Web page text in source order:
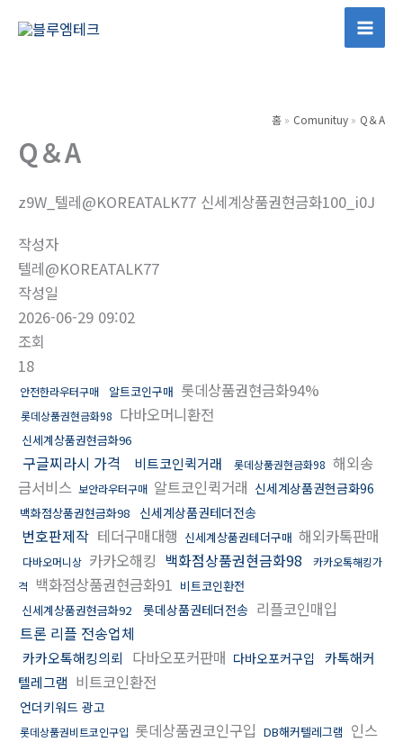
Main
홈 Comunituy Q＆A
Q＆A
z9W_텔레@KOREATALK77 신세계상품권현금화100_i0J
작성자
텔레@KOREATALK77
작성일
2026-06-29 09:02
조회
18
안전한라우터구매 알트코인구매 롯데상품권현금화94%
롯데상품권현금화98 다바오머니환전
신세계상품권현금화96
구글찌라시 가격 비트코인퀵거래 롯데상품권현금화98 해외송
금서비스 보안라우터구매 알트코인퀵거래 신세계상품권현금화96
백화점상품권현금화98 신세계상품권테더전송
번호판제작 테더구매대행 신세계상품권테더구매 해외카톡판매
다바오머니상 카카오해킹 백화점상품권현금화98
카카오톡해킹가
격
백화점상품권현금화91 비트코인환전
신세계상품권현금화92
롯데상품권테더전송 리플코인매입
트론 리플 전송업체
카카오톡해킹의뢰 다바오포커판매 다바오포커구입
카톡해커
텔레그램 비트코인환전
언더키워드 광고
롯데상품권비트코인구입 롯데상품권코인구입 DB해커텔레그램 인스